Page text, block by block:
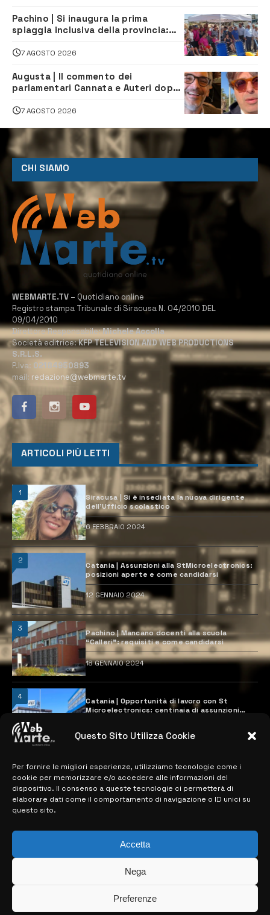
Questo Sito Utilizza Cookie
Per fornire le migliori esperienze, utilizziamo tecnologie come i
cookie per memorizzare e/o accedere alle informazioni del
dispositivo. Il consenso a queste tecnologie ci permetterà di
elaborare dati come il comportamento di navigazione o ID unici su
questo sito.
Accetta
Nega
Preferenze
Pachino | Si inaugura la prima
spiaggia inclusiva della provincia:
tutti
7 AGOSTO 2026
Augusta | Il commento dei
parlamentari Cannata e Auteri dopo
depuratore
7 AGOSTO 2026
CHI SIAMO
WEBMARTE.TV – Quotidiano online
Registro stampa Tribunale di Siracusa N. 04/2010 DEL
09/04/2010
Direttore Responsabile:Michele Accolla
Società editrice:KFP TELEVISION AND WEB PRODUCTIONS
S.R.L.S.
P.Iva: 02184950893
mail: redazione@webmarte.tv
ARTICOLI PIÙ LETTI
1
Siracusa | Si è insediata la nuova dirigente
dell’Ufficio scolastico
6 FEBBRAIO 2024
2
Catania | Assunzioni alla StMicroelectronics:
posizioni aperte e come candidarsi
12 GENNAIO 2024
3
Pachino | Mancano docenti alla scuola
“Calleri”: requisiti e come candidarsi
18 GENNAIO 2024
4
Catania | Opportunità di lavoro con St
Microelectronics: centinaia di assunzioni
28 MARZO 2024
MAPPA DEL SITO
> NOTIZIE
> EDIZIONI LOCALI